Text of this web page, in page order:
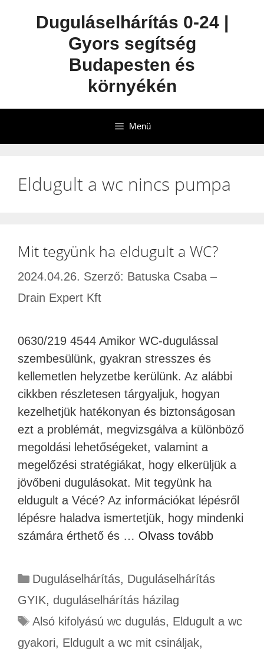
Duguláselhárítás 0-24 |
Gyors segítség
Budapesten és
környékén
Menü
Eldugult a wc nincs pumpa
Mit tegyünk ha eldugult a WC?
2024.04.26. Szerző: Batuska Csaba –
Drain Expert Kft
0630/219 4544 Amikor WC-dugulással
szembesülünk, gyakran stresszes és
kellemetlen helyzetbe kerülünk. Az alábbi
cikkben részletesen tárgyaljuk, hogyan
kezelhetjük hatékonyan és biztonságosan
ezt a problémát, megvizsgálva a különböző
megoldási lehetőségeket, valamint a
megelőzési stratégiákat, hogy elkerüljük a
jövőbeni dugulásokat. Mit tegyünk ha
eldugult a Vécé? Az információkat lépésről
lépésre haladva ismertetjük, hogy mindenki
számára érthető és … Olvass tovább
Duguláselhárítás, Duguláselhárítás
GYIK, duguláselhárítás házilag
Alsó kifolyású wc dugulás, Eldugult a wc
gyakori, Eldugult a wc mit csináljak,